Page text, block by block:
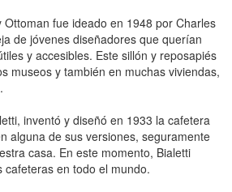
Ottoman fue ideado en 1948 por Charles
de jóvenes diseñadores que querían
y accesibles. Este sillón y reposapiés
museos y también en muchas viviendas,
inventó y diseñó en 1933 la cafetera
alguna de sus versiones, seguramente
casa. En este momento, Bialetti
cafeteras en todo el mundo.